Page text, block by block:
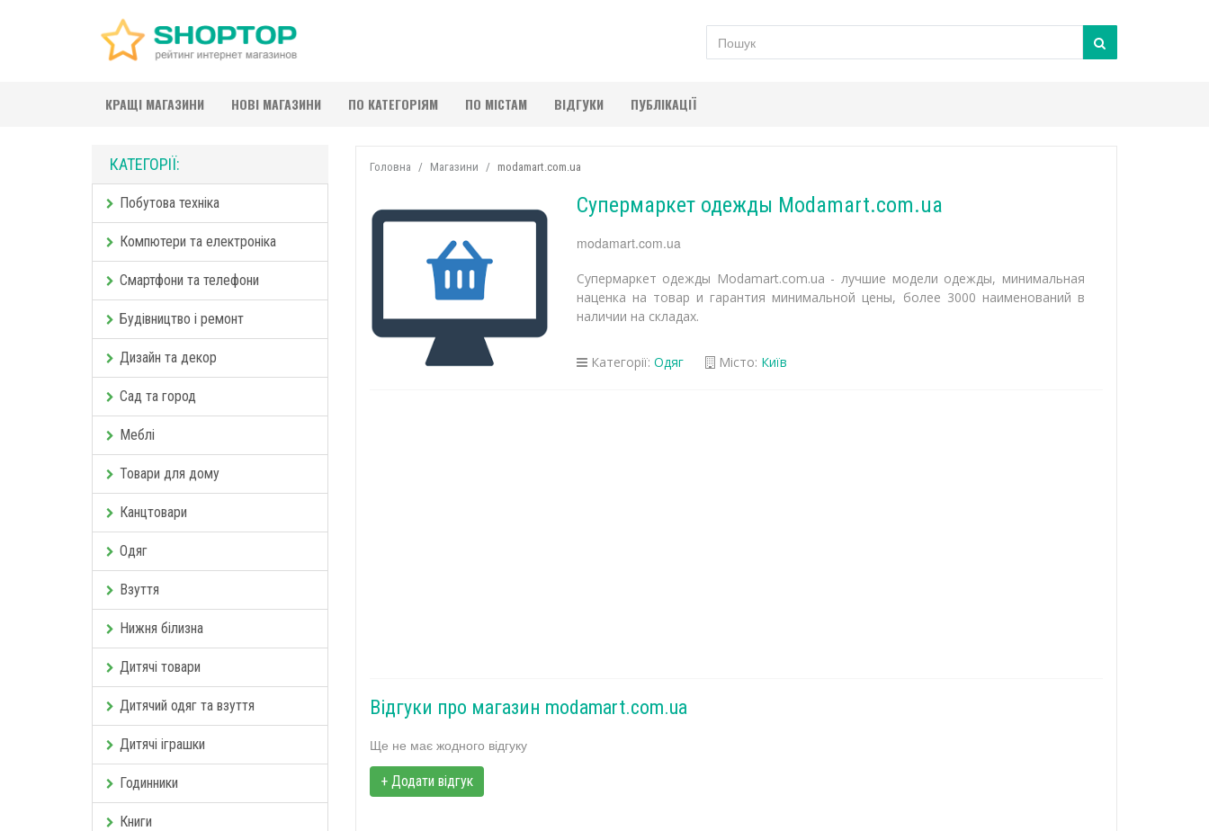
КРАЩІ МАГАЗИНИ НОВІ МАГАЗИНИ ПО КАТЕГОРІЯМ ПО МІСТАМ ВІДГУКИ ПУБЛІКАЦІЇ
КАТЕГОРІЇ:
Побутова техніка
Компютери та електроніка
Смартфони та телефони
Будівництво і ремонт
Дизайн та декор
Сад та город
Меблі
Товари для дому
Канцтовари
Одяг
Взуття
Нижня білизна
Дитячі товари
Дитячий одяг та взуття
Дитячі іграшки
Годинники
Книги
Головна Магазини modamart.com.ua
Супермаркет одежды Modamart.com.ua
modamart.com.ua
Супермаркет одежды Modamart.com.ua - лучшие модели одежды, минимальная
наценка на товар и гарантия минимальной цены, более 3000 наименований в
наличии на складах.
Категорії: Одяг Місто: Київ
Відгуки про магазин modamart.com.ua
Ще не має жодного відгуку
+ Додати відгук